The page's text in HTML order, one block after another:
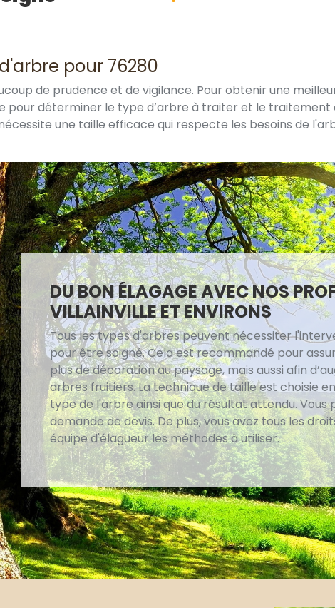
pour 76280
de prudence et de vigilance. Pour obtenir une
pour déterminer le type d’arbre à traiter et le traitement
une taille efficace qui respecte les besoins de
DU BON ÉLAGAGE AVEC NOS
VILLAINVILLE ET ENVIRONS
Tous les types d'arbres peuvent nécessiter
pour être soigné. Cela est recommandé pour
plus de décoration au paysage, mais aussi afin
arbres fruitiers. La technique de taille est choisie
type de l'arbre ainsi que du résultat attendu. Vous
demande de devis. De plus, vous avez tous les
équipe d'élagueur les méthodes à utiliser.